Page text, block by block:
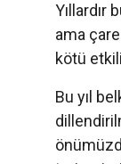
Yıllardır
ama
kötü
Bu yıl